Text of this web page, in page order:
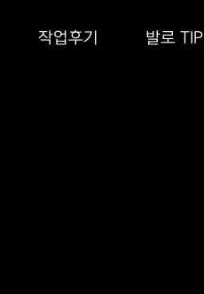
작업후기 발로 TIP